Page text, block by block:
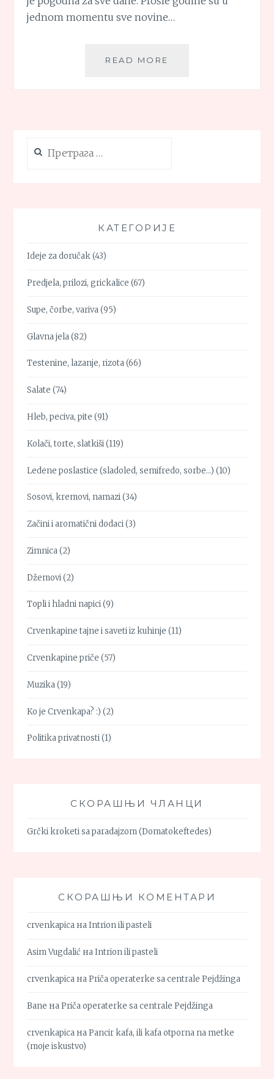
jednom momentu sve novine…
READ MORE
за:
КАТЕГОРИЈЕ
Ideje za doručak(43)
Predjela, prilozi, grickalice (67)
Supe, čorbe, variva(95)
Glavna jela(82)
Testenine, lazanje, rizota(66)
Salate (74)
Hleb, peciva, pite (91)
Kolači, torte, slatkiši(119)
Ledene poslastice (sladoled, semifredo, sorbe…) (10)
Sosovi, kremovi, namazi(34)
Začini i aromatični dodaci(3)
Zimnica(2)
Džemovi(2)
Topli i hladni napici(9)
Crvenkapine tajne i saveti iz kuhinje (11)
Crvenkapine priče (57)
Muzika(19)
Ko je Crvenkapa? :) (2)
Politika privatnosti(1)
СКОРАШЊИ ЧЛАНЦИ
Grčki kroketi sa paradajzom (Domatokeftedes)
СКОРАШЊИ КОМЕНТАРИ
crvenkapica наIntrion ili pasteli
Asim Vugdalić наIntrion ili pasteli
crvenkapica наPriča operaterke sa centrale Pejdžinga
Bane наPriča operaterke sa centrale Pejdžinga
crvenkapica наPancir kafa, ili kafa otporna na metke
(moje iskustvo)